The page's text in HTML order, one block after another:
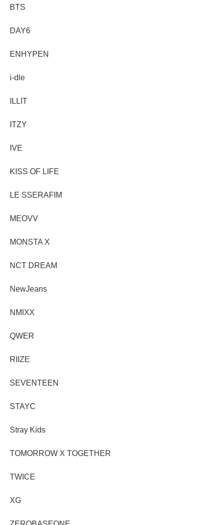
BTS
DAY6
ENHYPEN
i-dle
ILLIT
ITZY
IVE
KISS OF LIFE
LE SSERAFIM
MEOVV
MONSTA X
NCT DREAM
NewJeans
NMIXX
QWER
RIIZE
SEVENTEEN
STAYC
Stray Kids
TOMORROW X TOGETHER
TWICE
XG